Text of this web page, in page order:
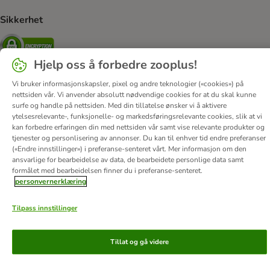
Sikkerhet
Security
Om oss Karriere Corporate Website
Firmainformasjon
DSA
Vilkår & betingelser Personvern
Angre avtalen her
Kontakt
Frakt & levering
Betalingsmetoder
Tilgjengelighetserklæring
© zooplus SE2026
Hjelp oss å forbedre zooplus!
Vi bruker informasjonskapsler, pixel og andre teknologier («cookies») på
nettsiden vår. Vi anvender absolutt nødvendige cookies for at du skal kunne
surfe og handle på nettsiden. Med din tillatelse ønsker vi å aktivere
ytelsesrelevante-, funksjonelle- og markedsføringsrelevante cookies, slik at vi
kan forbedre erfaringen din med nettsiden vår samt vise relevante produkter og
tjenester og personlisering av annonser. Du kan til enhver tid endre preferanser
(«Endre innstillinger») i preferanse-senteret vårt. Mer informasjon om den
ansvarlige for bearbeidelse av data, de bearbeidete personlige data samt
formålet med bearbeidelsen finner du i preferanse-senteret.
personvernerklæring
Tilpass innstillinger
Tillat og gå videre